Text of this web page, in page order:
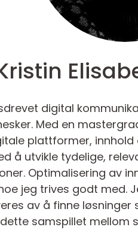
digital
Med en
plattformer,
å utvikle tydelige,
Optimalisering av
jeg trives godt med.
av å finne
samspillet